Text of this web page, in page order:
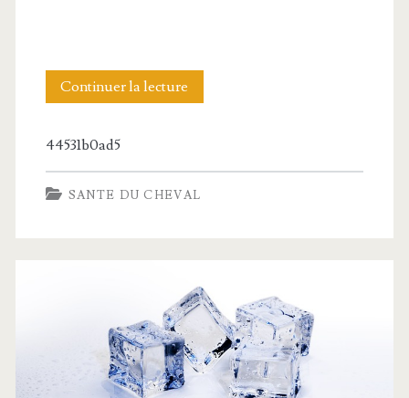
Continuer la lecture
44531b0ad5
SANTE DU CHEVAL